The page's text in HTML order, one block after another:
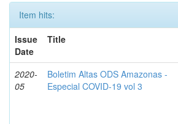
Item hits:
Issue
Date
Title
2020-
05
Boletim Altas ODS Amazonas -
Especial COVID-19 vol 3